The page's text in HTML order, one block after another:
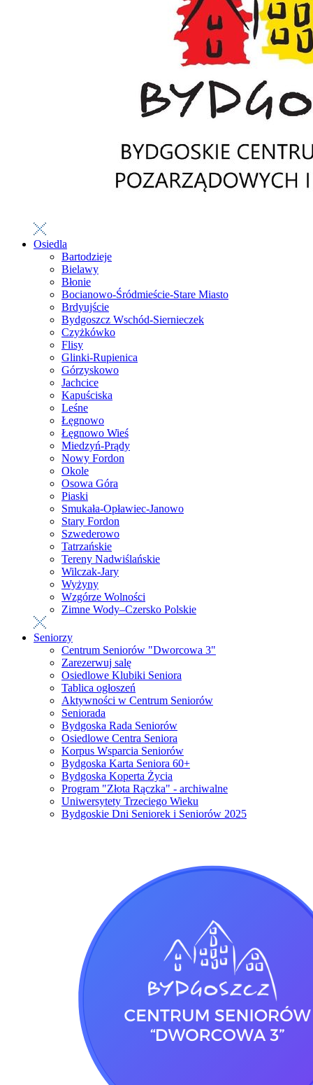
Osiedla
Bartodzieje
Bielawy
Błonie
Bocianowo-Śródmieście-Stare Miasto
Brdyujście
Bydgoszcz Wschód-Siernieczek
Czyżkówko
Flisy
Glinki-Rupienica
Górzyskowo
Jachcice
Kapuściska
Leśne
Łęgnowo
Łęgnowo Wieś
Miedzyń-Prądy
Nowy Fordon
Okole
Osowa Góra
Piaski
Smukała-Opławiec-Janowo
Stary Fordon
Szwederowo
Tatrzańskie
Tereny Nadwiślańskie
Wilczak-Jary
Wyżyny
Wzgórze Wolności
Zimne Wody–Czersko Polskie
Seniorzy
Centrum Seniorów "Dworcowa 3"
Zarezerwuj salę
Osiedlowe Klubiki Seniora
Tablica ogłoszeń
Aktywności w Centrum Seniorów
Seniorada
Bydgoska Rada Seniorów
Osiedlowe Centra Seniora
Korpus Wsparcia Seniorów
Bydgoska Karta Seniora 60+
Bydgoska Koperta Życia
Program "Złota Rączka" - archiwalne
Uniwersytety Trzeciego Wieku
Bydgoskie Dni Seniorek i Seniorów 2025